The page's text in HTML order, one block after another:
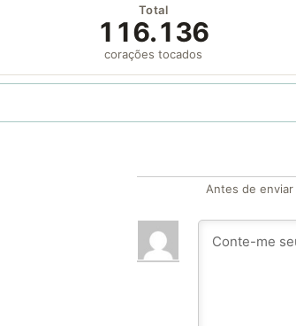
Total
116.136
corações tocados
Antes de